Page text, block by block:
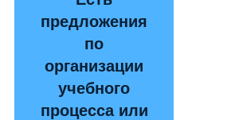
предложения
по
организации
учебного
процесса или